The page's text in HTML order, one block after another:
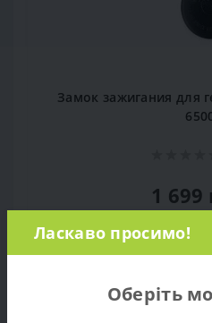
Замок зажигания для
1 699
В
Ласкаво просимо!
Оберіть